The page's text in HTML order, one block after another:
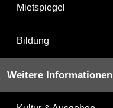
Mietspiegel
Bildung
Weitere Informationen